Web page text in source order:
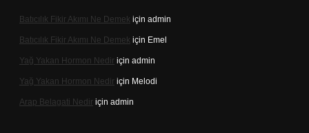
Batıcılık Fikir Akımı Ne Demek için admin
Batıcılık Fikir Akımı Ne Demek için Emel
Yağ Yakan Hormon Nedir için admin
Yağ Yakan Hormon Nedir için Melodi
Arap Belagati Nedir için admin